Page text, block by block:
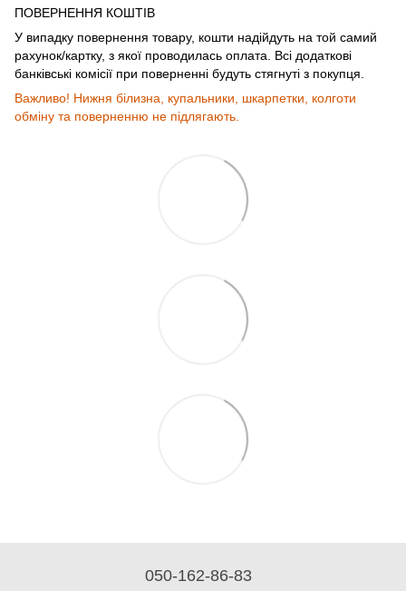
ПОВЕРНЕННЯ КОШТІВ
У випадку повернення товару, кошти надійдуть на той самий
рахунок/картку, з якої проводилась оплата. Всі додаткові
банківські комісії при поверненні будуть стягнуті з покупця.
Важливо! Нижня білизна, купальники, шкарпетки, колготи
обміну та поверненню не підлягають.
050-162-86-83